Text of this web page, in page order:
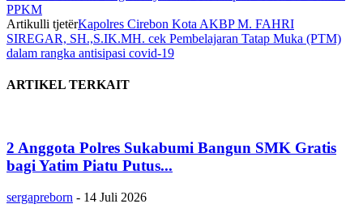
PPKM
Artikulli tjetërKapolres Cirebon Kota AKBP M. FAHRI
SIREGAR, SH.,S.IK.MH. cek Pembelajaran Tatap Muka (PTM)
dalam rangka antisipasi covid-19
ARTIKEL TERKAIT
2 Anggota Polres Sukabumi Bangun SMK Gratis
bagi Yatim Piatu Putus...
sergapreborn - 14 Juli 2026